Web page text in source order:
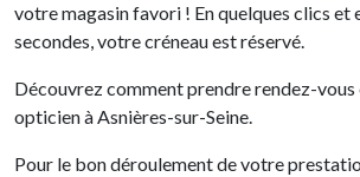
votre magasin favori ! En quelques clics et
secondes, votre créneau est réservé.
Découvrez comment prendre rendez-vous
opticien à Asnières-sur-Seine.
Pour le bon déroulement de votre